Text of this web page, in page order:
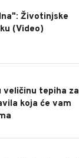
Životinjske
(Video)
veličinu tepiha za
koja će vam